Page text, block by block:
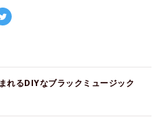
れるDIYなブラックミュージック